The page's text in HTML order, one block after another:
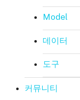
Model
데이터
도구
커뮤니티